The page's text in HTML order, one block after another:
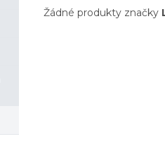
Žádné produkty značky